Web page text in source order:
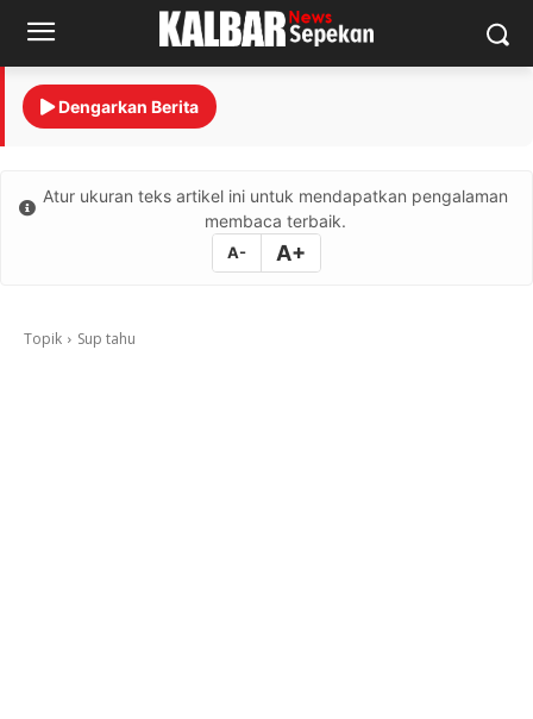
Dengarkan Berita
Atur ukuran teks artikel ini untuk mendapatkan pengalaman
membaca terbaik.
A- A+
Topik Sup tahu